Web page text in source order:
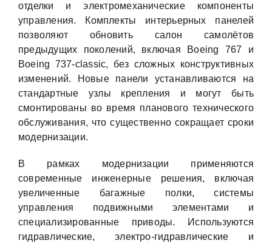
отделки и электромеханические компоненты
управления. Комплекты интерьерных панелей
позволяют обновить салон самолётов
предыдущих поколений, включая Boeing 767 и
Boeing 737-classic, без сложных конструктивных
изменений. Новые панели устанавливаются на
стандартные узлы крепления и могут быть
смонтированы во время планового технического
обслуживания, что существенно сокращает сроки
модернизации.
В рамках модернизации применяются
современные инженерные решения, включая
увеличенные багажные полки, системы
управления подвижными элементами и
специализированные приводы. Используются
гидравлические, электро-гидравлические и